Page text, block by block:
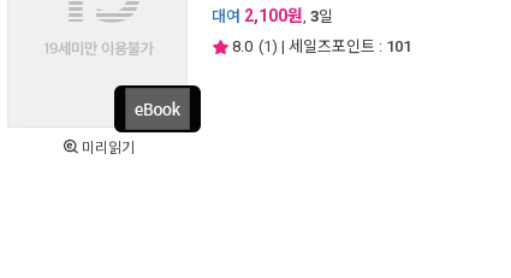
미리읽기
대여 2,100원, 3일
8.0 (1) | 세일즈포인트 : 101